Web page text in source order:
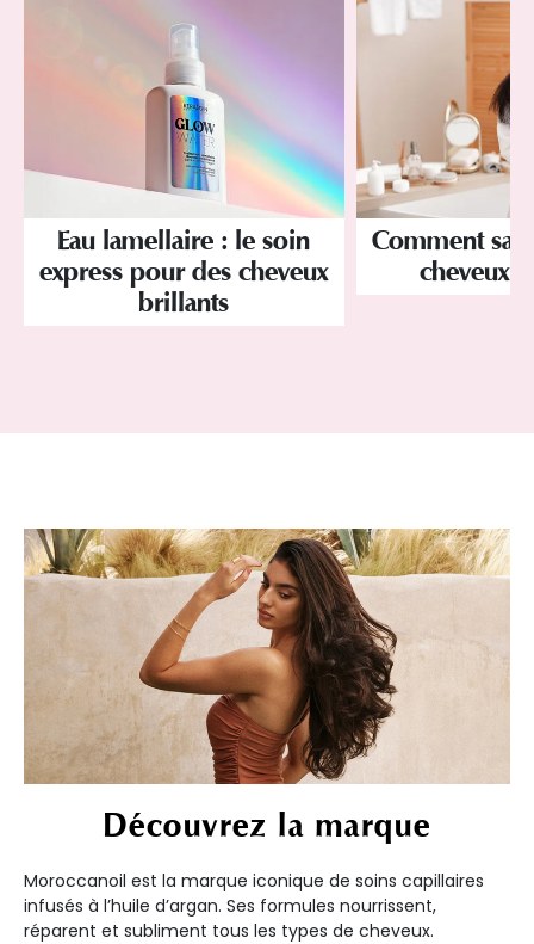
Eau lamellaire : le soin
express pour des cheveux
brillants
Comment
cheveux
Découvrez la marque
Moroccanoil est la marque iconique de soins capillaires
infusés à l’huile d’argan. Ses formules nourrissent,
réparent et subliment tous les types de cheveux.